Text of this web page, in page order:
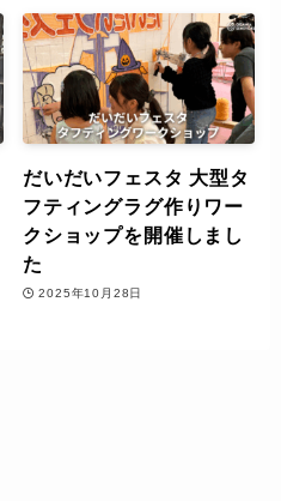
だいだいフェスタ 大型タ
フティングラグ作りワー
クショップを開催しまし
た
2025年10月28日